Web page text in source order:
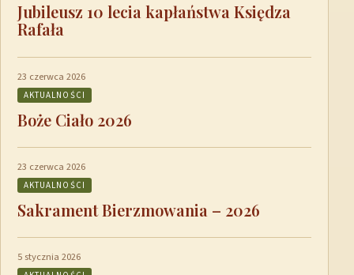
Jubileusz 10 lecia kapłaństwa Księdza
Rafała
23 czerwca 2026
AKTUALNOŚCI
Boże Ciało 2026
23 czerwca 2026
AKTUALNOŚCI
Sakrament Bierzmowania – 2026
5 stycznia 2026